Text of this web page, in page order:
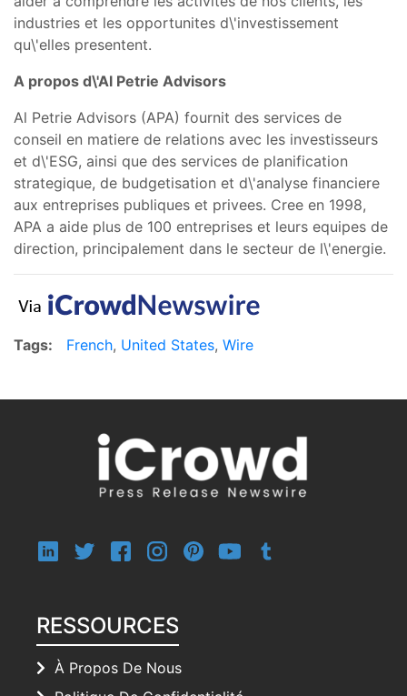
industries et les opportunites d\'investissement
qu\'elles presentent.
A propos d\'Al Petrie Advisors
Al Petrie Advisors (APA) fournit des services de
conseil en matiere de relations avec les investisseurs
et d\'ESG, ainsi que des services de planification
strategique, de budgetisation et d\'analyse financiere
aux entreprises publiques et privees. Cree en 1998,
APA a aide plus de 100 entreprises et leurs equipes de
direction, principalement dans le secteur de l\'energie.
Tags: French, United States, Wire
RESSOURCES
À Propos De Nous